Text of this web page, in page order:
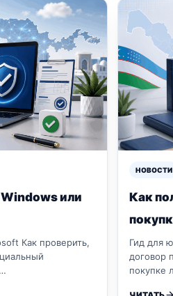
или
Как проверить,
НОВОСТИ
Как
Гид для
договор
покупке